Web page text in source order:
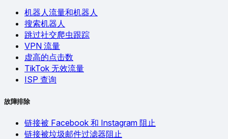
机器人流量和机器人
搜索机器人
跳过社交爬虫跟踪
VPN 流量
虚高的点击数
TikTok 无效流量
ISP 查询
故障排除
链接被 Facebook 和 Instagram 阻止
链接被垃圾邮件过滤器阻止